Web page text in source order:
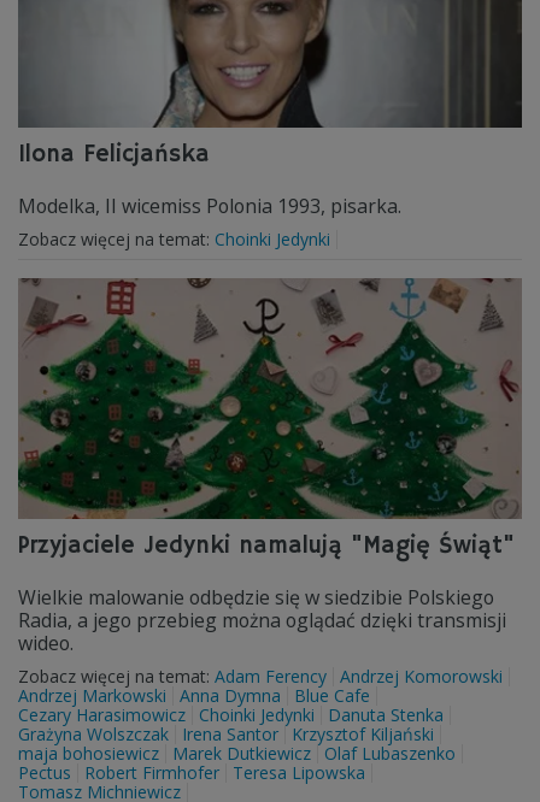
Ilona Felicjańska
Modelka, II wicemiss Polonia 1993, pisarka.
Zobacz więcej na temat: Choinki Jedynki
Przyjaciele Jedynki namalują "Magię Świąt"
Wielkie malowanie odbędzie się w siedzibie Polskiego
Radia, a jego przebieg można oglądać dzięki transmisji
wideo.
Zobacz więcej na temat: Adam Ferency Andrzej Komorowski
Andrzej Markowski
Anna Dymna
Blue Cafe
Cezary Harasimowicz
Choinki Jedynki
Danuta Stenka
Grażyna Wolszczak
Irena Santor
Krzysztof Kiljański
maja bohosiewicz
Marek Dutkiewicz
Olaf Lubaszenko
Pectus
Robert Firmhofer
Teresa Lipowska
Tomasz Michniewicz